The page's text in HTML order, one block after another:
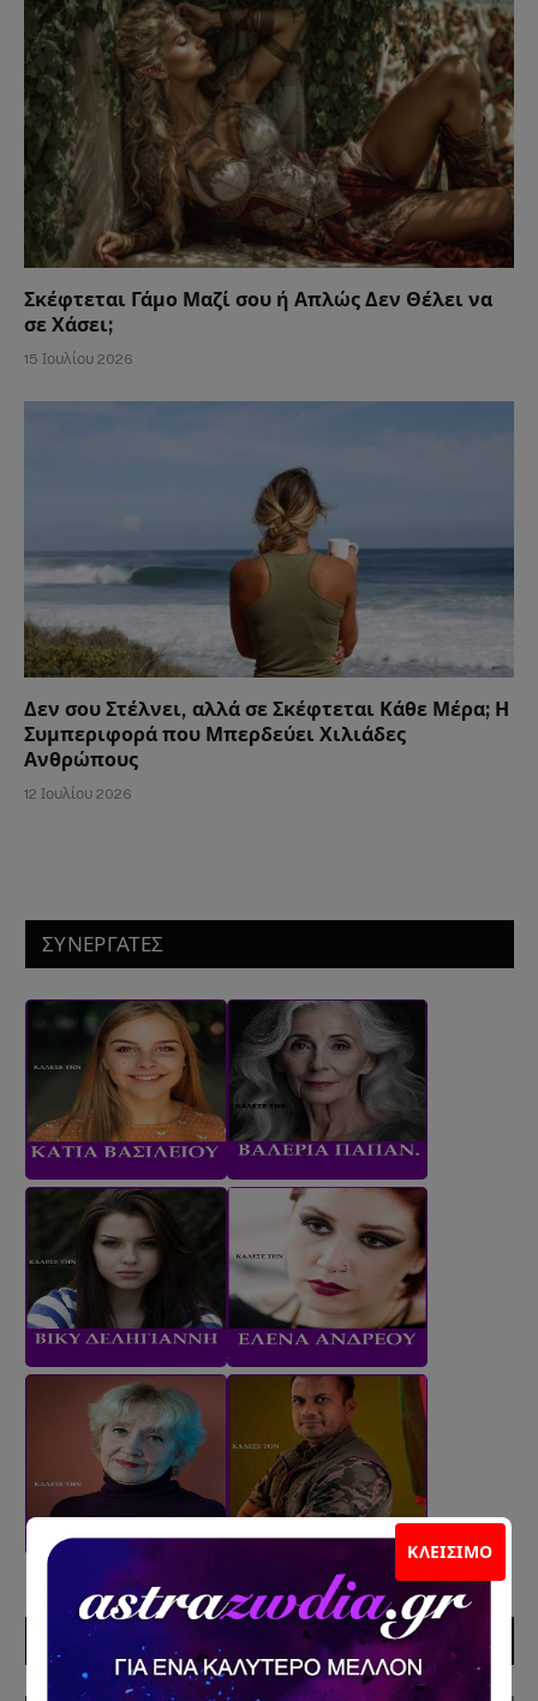
ΚΛΕΊΣΙΜΟ
Σκέφτεται Γάμο Μαζί σου ή Απλώς Δεν Θέλει να
σε Χάσει;
15 Ιουλίου 2026
Δεν σου Στέλνει, αλλά σε Σκέφτεται Κάθε Μέρα; Η
Συμπεριφορά που Μπερδεύει Χιλιάδες
Ανθρώπους
12 Ιουλίου 2026
ΣΥΝΕΡΓΑΤΕΣ
ΠΡΟΣΦΑΤΑ ΑΡΘΡΑ